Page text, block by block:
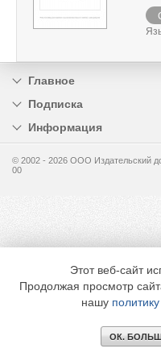
Главное
Подписка
Информация
© 2002 - 2026 OOO
00
Этот веб-сайт
Продолжая просмотр
нашу
ОК.